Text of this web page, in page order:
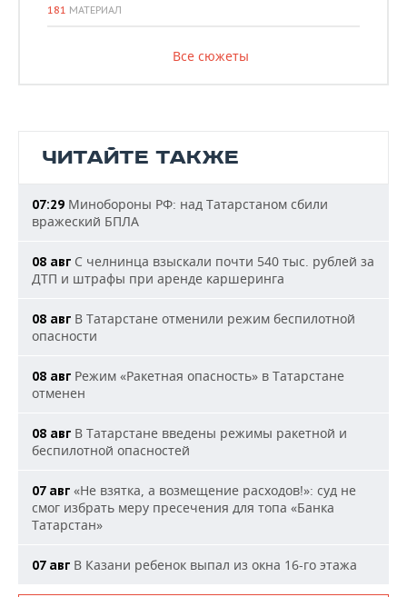
181 МАТЕРИАЛ
Все сюжеты
ЧИТАЙТЕ ТАКЖЕ
07:29 Минобороны РФ: над Татарстаном сбили
вражеский БПЛА
08 авг С челнинца взыскали почти 540 тыс. рублей за
ДТП и штрафы при аренде каршеринга
08 авг В Татарстане отменили режим беспилотной
опасности
08 авг Режим «Ракетная опасность» в Татарстане
отменен
08 авг В Татарстане введены режимы ракетной и
беспилотной опасностей
07 авг «Не взятка, а возмещение расходов!»: суд не
смог избрать меру пресечения для топа «Банка
Татарстан»
07 авг В Казани ребенок выпал из окна 16-го этажа